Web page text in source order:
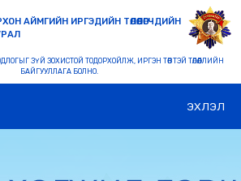
АЙМГИЙН ИРГЭДИЙН ТӨЛӨӨЛӨГЧДИЙН
ЗҮЙ ЗОХИСТОЙ ТОДОРХОЙЛЖ, ИРГЭН ТӨВТЭЙ ТӨЛӨӨЛЛИЙН
БАЙГУУЛЛАГА БОЛНО.
ЭХЛЭЛ